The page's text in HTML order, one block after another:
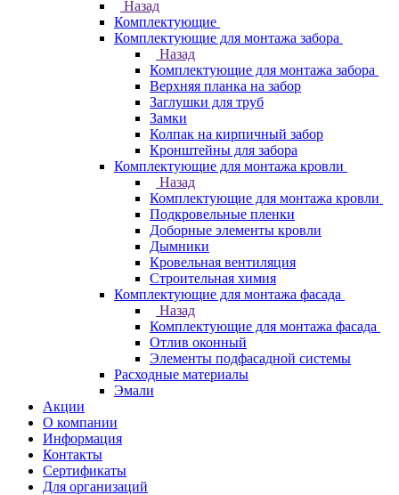
Назад
Комплектующие
Комплектующие для монтажа забора
Назад
Комплектующие для монтажа забора
Верхняя планка на забор
Заглушки для труб
Замки
Колпак на кирпичный забор
Кронштейны для забора
Комплектующие для монтажа кровли
Назад
Комплектующие для монтажа кровли
Подкровельные пленки
Доборные элементы кровли
Дымники
Кровельная вентиляция
Строительная химия
Комплектующие для монтажа фасада
Назад
Комплектующие для монтажа фасада
Отлив оконный
Элементы подфасадной системы
Расходные материалы
Эмали
Акции
О компании
Информация
Контакты
Сертификаты
Для организаций